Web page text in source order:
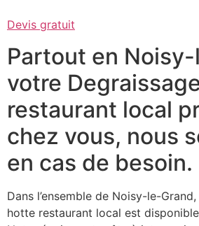
Devis gratuit
Partout en
votre
restaurant local
chez vous, nous
en cas de besoin.
Dans l’ensemble de Noisy-le-
hotte restaurant local est